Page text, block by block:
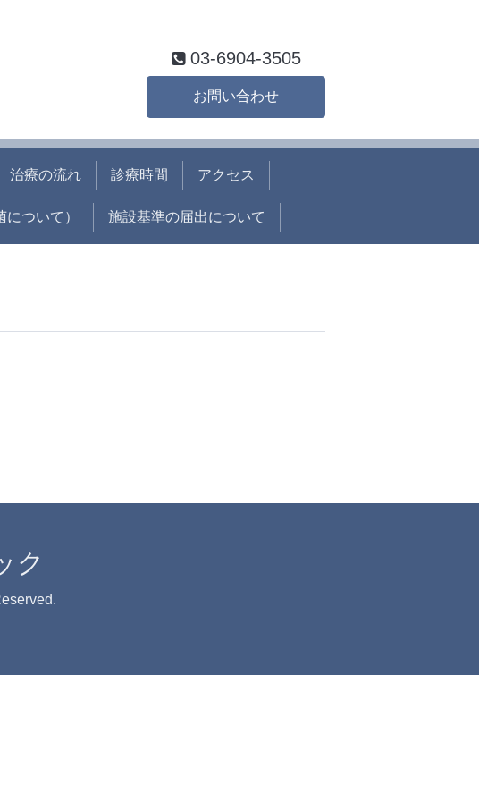
03-6904-3505
お問い合わせ
治療の流れ 診療時間 アクセス
ついて） 施設基準の届出について
ク